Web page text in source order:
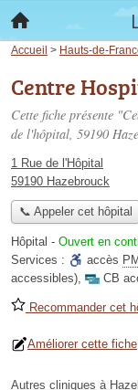
Accueil > Hauts-de-
Centre
Cette fiche présente
de l'hôpital, 59190
1 Rue de l'Hôpital
59190 Hazebrouck
📞 Appeler cet hôpital
Hôpital - Ouvert en
Services :
accès
accessibles), CB
Recommander cet
Améliorer cette fiche
Autres cliniques à